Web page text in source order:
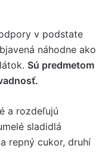
v podstate
náhodne ako
Sú predmetom
a rozdeľujú
sladidlá
repný cukor, druhí